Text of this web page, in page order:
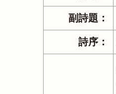
副詩題：
詩序：